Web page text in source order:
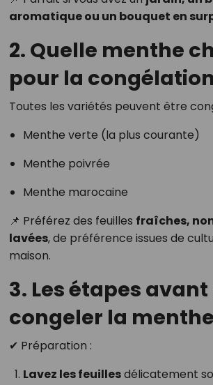
aromatique ou un bouquet en
2. Quelle menthe
pour la congélation
Toutes les variétés peuvent être
Menthe verte (la plus courante)
Menthe poivrée
Menthe marocaine
📌 Préférez des feuilles fraîches,
lavées, de préférence issues de
maison.
3. Les étapes avant
congeler la menthe
✔ Préparation :
Lavez les feuillesdélicatement